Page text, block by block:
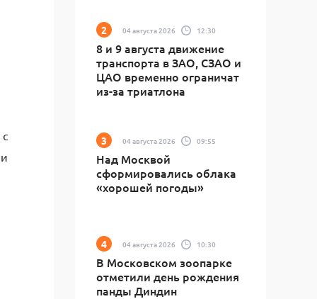
04 августа 2026 12:30
8 и 9 августа движение
транспорта в ЗАО, СЗАО и
ЦАО временно ограничат
из-за триатлона
04 августа 2026 09:55
Над Москвой
сформировались облака
«хорошей погоды»
04 августа 2026 10:30
В Московском зоопарке
отметили день рождения
панды Диндин